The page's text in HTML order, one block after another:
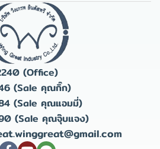
(Office)
(Sale คุณกิ๊ก)
(Sale คุณแอมมี่)
(Sale คุณจุ๊บแจง)